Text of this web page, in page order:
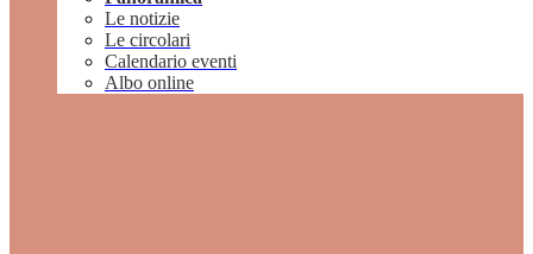
Le notizie
Le circolari
Calendario eventi
Albo online